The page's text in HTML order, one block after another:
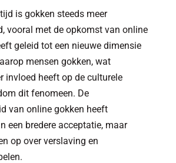
is gokken steeds meer
vooral met de opkomst van online
geleid tot een nieuwe dimensie
mensen gokken, wat
invloed heeft op de culturele
dit fenomeen. De
van online gokken heeft
een bredere acceptatie, maar
op over verslaving en